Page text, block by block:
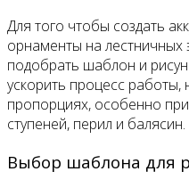
Для того чтобы создать
орнаменты на
подобрать шаблон и
ускорить процесс
пропорциях, особенно
ступеней, перил и балясин.
Выбор шаблона для